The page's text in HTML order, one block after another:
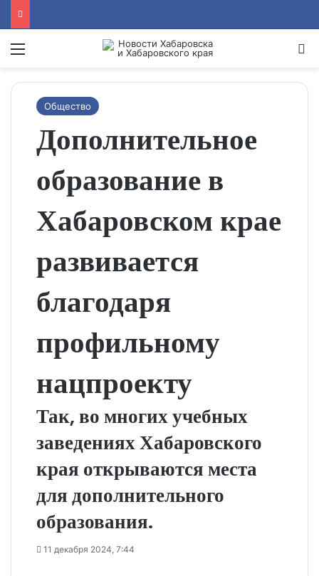
Menu
Общество
Дополнительное
образование в
Хабаровском крае
развивается
благодаря
профильному
нацпроекту
Так, во многих учебных
заведениях Хабаровского
края открываются места
для дополнительного
образования.
11 декабря 2024, 7:44